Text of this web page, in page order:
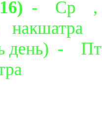
- Ср
день) -